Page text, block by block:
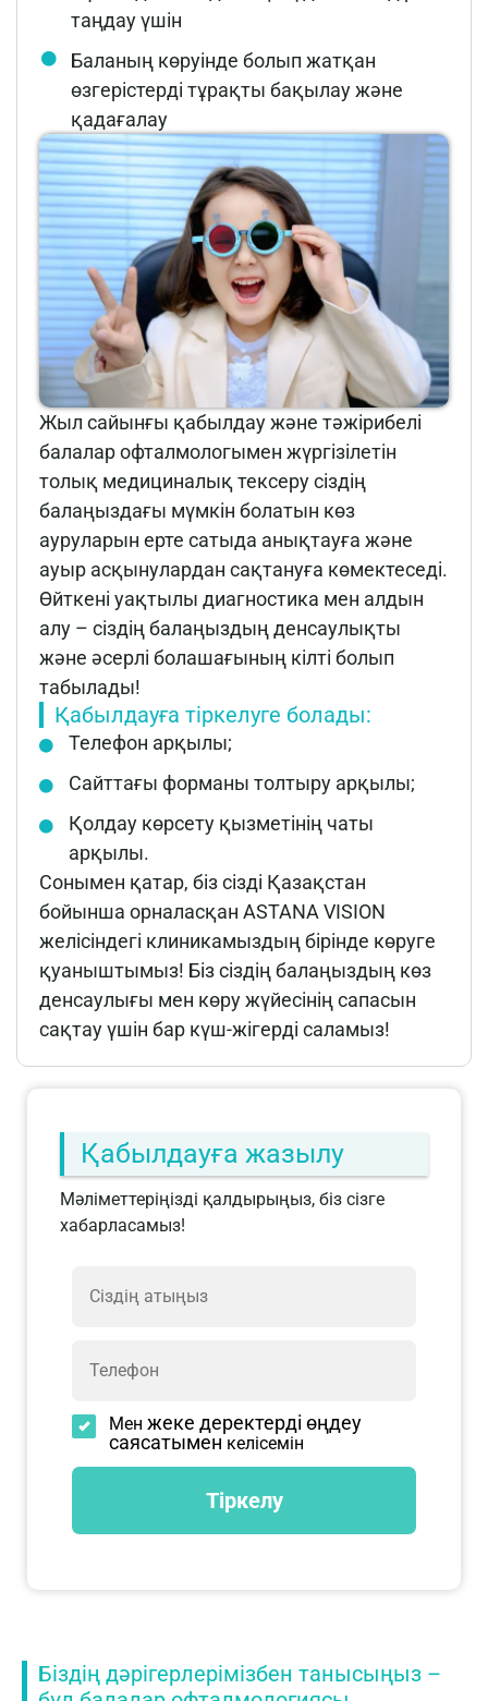
таңдау үшін
Баланың көруінде болып жатқан
өзгерістерді тұрақты бақылау және
қадағалау
Жыл сайынғы қабылдау және тәжірибелі
балалар офталмологымен жүргізілетін
толық медициналық тексеру сіздің
балаңыздағы мүмкін болатын көз
ауруларын ерте сатыда анықтауға және
ауыр асқынулардан сақтануға көмектеседі.
Өйткені уақтылы диагностика мен алдын
алу – сіздің балаңыздың денсаулықты
және әсерлі болашағының кілті болып
табылады!
Қабылдауға тіркелуге болады:
Телефон арқылы;
Сайттағы форманы толтыру арқылы;
Қолдау көрсету қызметінің чаты
арқылы.
Сонымен қатар, біз сізді Қазақстан
бойынша орналасқан ASTANA VISION
желісіндегі клиникамыздың бірінде көруге
қуаныштымыз! Біз сіздің балаңыздың көз
денсаулығы мен көру жүйесінің сапасын
сақтау үшін бар күш-жігерді саламыз!
Қабылдауға жазылу
Мәліметтеріңізді қалдырыңыз, біз сізге
хабарласамыз!
Мен жеке деректерді өңдеу
саясатымен келісемін
Біздің дәрігерлерімізбен танысыңыз –